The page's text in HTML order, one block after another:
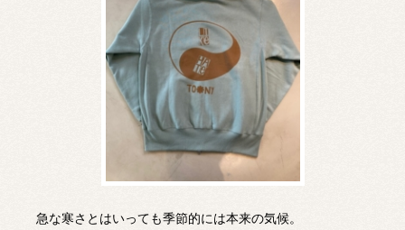
急な寒さとはいっても季節的には本来の気候。